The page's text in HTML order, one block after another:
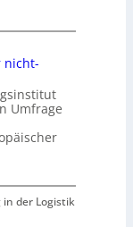
nicht-
Umfrage
der Logistik